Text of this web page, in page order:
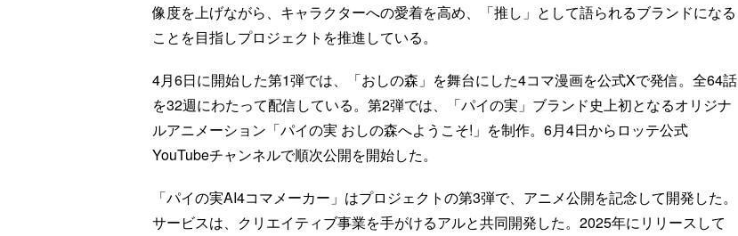
像度を上げながら、キャラクターへの愛着を高め、「推し」として語られるブランドになる
ことを目指しプロジェクトを推進している。
4月6日に開始した第1弾では、「おしの森」を舞台にした4コマ漫画を公式Xで発信。全64話
を32週にわたって配信している。第2弾では、「パイの実」ブランド史上初となるオリジナ
ルアニメーション「パイの実 おしの森へようこそ!」を制作。6月4日からロッテ公式
YouTubeチャンネルで順次公開を開始した。
「パイの実AI4コマメーカー」はプロジェクトの第3弾で、アニメ公開を記念して開発した。
サービスは、クリエイティブ事業を手がけるアルと共同開発した。2025年にリリースして